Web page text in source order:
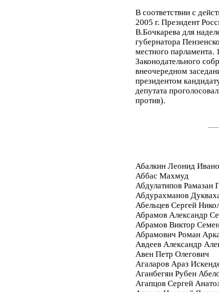
В соответствии с
2005 г. Президент
В.Бочкарева для
губернатора
местного парламента.
Законодательного
внеочередном
президентом
депутата
против).
Абалкин Леонид
Аббас Махмуд
Абдулатипов Рамазан
Абдурахманов
Абельцев Сергей
Абрамов Александр
Абрамов Виктор
Абрамович Роман
Авдеев Александр
Авен Петр Олегович
Агаларов Араз
Аганбегян Рубен
Агапцов Сергей